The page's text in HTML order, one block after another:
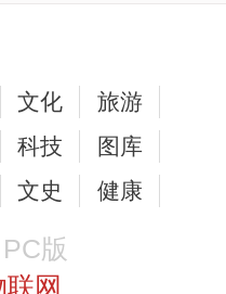
文化
旅游
科技
图库
文史 健康
PC版
网